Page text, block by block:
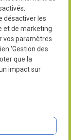
désactiver les
et de marketing
vos paramètres
'Gestion des
que la
impact sur